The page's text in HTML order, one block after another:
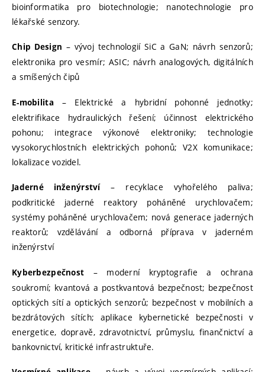
bioinformatika pro biotechnologie; nanotechnologie pro
lékařské senzory.
Chip Design – vývoj technologií SiC a GaN; návrh senzorů;
elektronika pro vesmír; ASIC; návrh analogových, digitálních
a smíšených čipů
E-mobilita– Elektrické a hybridní pohonné jednotky;
elektrifikace hydraulických řešení; účinnost elektrického
pohonu; integrace výkonové elektroniky; technologie
vysokorychlostních elektrických pohonů; V2X komunikace;
lokalizace vozidel.
Jaderné inženýrství– recyklace vyhořelého paliva;
podkritické jaderné reaktory poháněné urychlovačem;
systémy poháněné urychlovačem; nová generace jaderných
reaktorů; vzdělávání a odborná příprava v jaderném
inženýrství
Kyberbezpečnost – moderní kryptografie a ochrana
soukromí; kvantová a postkvantová bezpečnost; bezpečnost
optických sítí a optických senzorů; bezpečnost v mobilních a
bezdrátových sítích; aplikace kybernetické bezpečnosti v
energetice, dopravě, zdravotnictví, průmyslu, finančnictví a
bankovnictví, kritické infrastruktuře.